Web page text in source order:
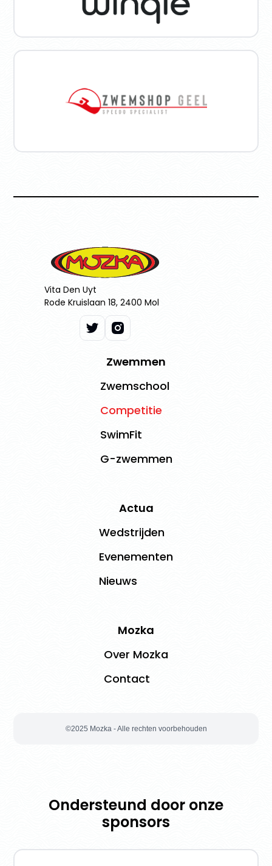
Vita Den Uyt
Rode Kruislaan 18, 2400 Mol
Zwemmen
Zwemschool
Competitie
SwimFit
G-zwemmen
Actua
Wedstrijden
Evenementen
Nieuws
Mozka
Over Mozka
Contact
©2025 Mozka - Alle rechten voorbehouden
Ondersteund door onze
sponsors